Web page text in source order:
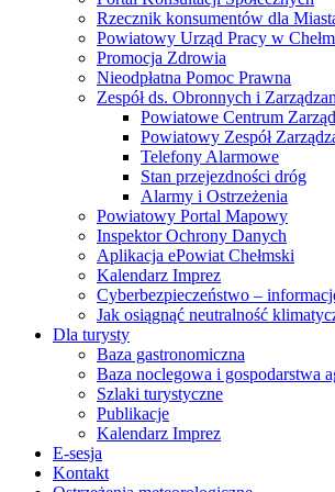
Rzecznik konsumentów dla
Powiatowy Urząd Pracy w
Promocja Zdrowia
Nieodpłatna Pomoc Prawna
Zespół ds. Obronnych i
Powiatowe Centrum
Powiatowy Zespół
Telefony Alarmowe
Stan przejezdności dróg
Alarmy i Ostrzeżenia
Powiatowy Portal Mapowy
Inspektor Ochrony Danych
Aplikacja ePowiat Chełmski
Kalendarz Imprez
Cyberbezpieczeństwo –
Jak osiągnąć neutralność
Dla turysty
Baza gastronomiczna
Baza noclegowa i gospodarstwa
Szlaki turystyczne
Publikacje
Kalendarz Imprez
E-sesja
Kontakt